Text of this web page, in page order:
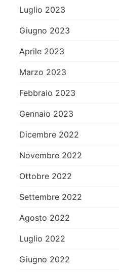
Luglio 2023
Giugno 2023
Aprile 2023
Marzo 2023
Febbraio 2023
Gennaio 2023
Dicembre 2022
Novembre 2022
Ottobre 2022
Settembre 2022
Agosto 2022
Luglio 2022
Giugno 2022